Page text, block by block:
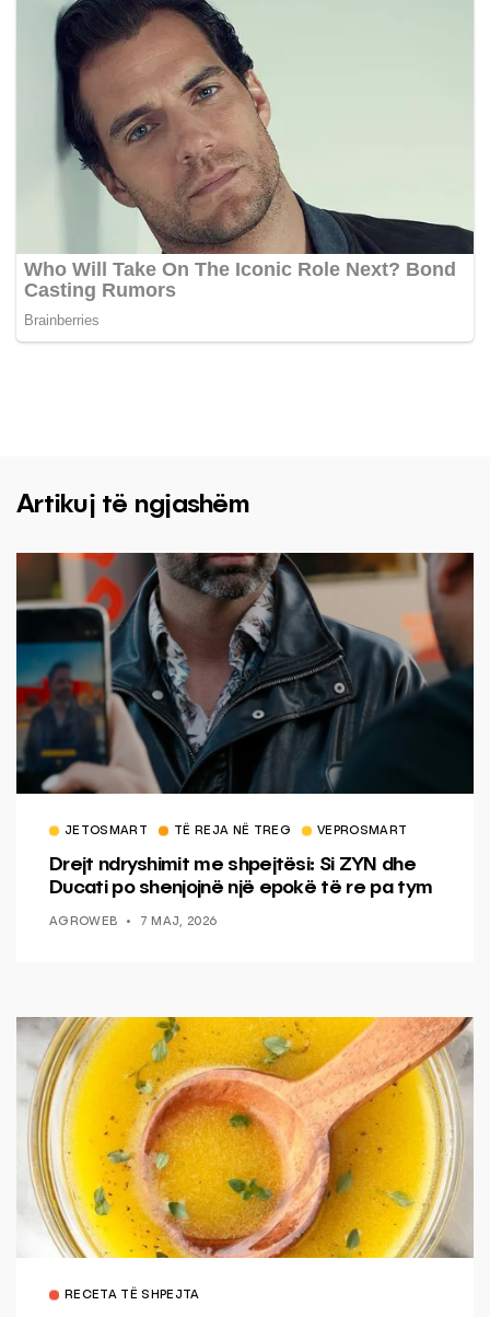
Artikuj të ngjashëm
JETOSMART TË REJA NË TREG VEPROSMART
Drejt ndryshimit me shpejtësi: Si ZYN dhe
Ducati po shenjojnë një epokë të re pa tym
AGROWEB 7 MAJ, 2026
RECETA TË SHPEJTA